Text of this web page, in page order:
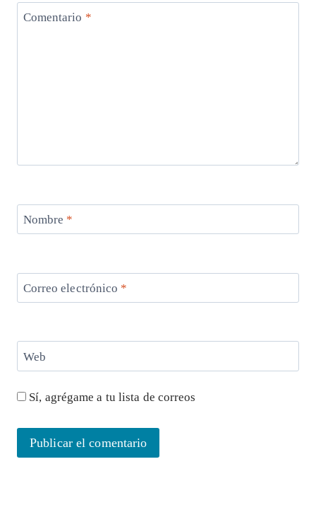
Comentario *
Nombre *
Correo electrónico *
Web
Sí, agrégame a tu lista de correos